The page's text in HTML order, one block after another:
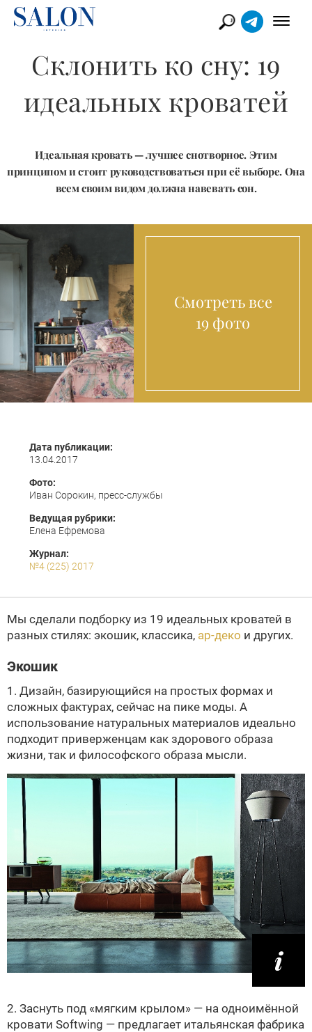
Склонить ко сну: 19
идеальных кроватей
Идеальная кровать — лучшее снотворное. ​Этим
принципом и стоит руководствоваться при её выборе. Она
всем своим видом должна навевать сон​.
Смотреть все
19 фото
Дата публикации:
13.04.2017
Фото:
Иван Сорокин, пресс-службы
Ведущая рубрики:
Елена Ефремова
Журнал:
№4 (225) 2017
Мы сделали подборку из 19 идеальных кроватей в
разных стилях: экошик, классика, ар-деко и других.
Экошик
1. Дизайн, базирующийся на простых формах и
сложных фактурах, сейчас на пике моды. А
использование натуральных материалов идеально
подходит приверженцам как здорового образа
жизни, так и философского образа мысли.
2. Заснуть под «мягким крылом» — на одноимённой
кровати Softwing — предлагает итальянская фабрика